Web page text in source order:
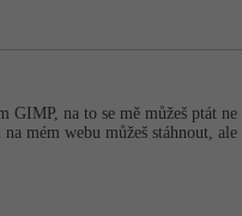
na to se mě můžeš ptát
mém webu můžeš stáhnout, ale